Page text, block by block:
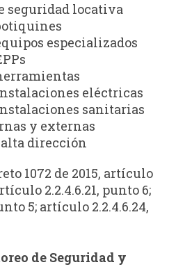
seguridad locativa
especializados
eléctricas
sanitarias
y externas
dirección
1072 de 2015, artículo
2.2.4.6.21, punto 6;
5; artículo 2.2.4.6.24,
de Seguridad y